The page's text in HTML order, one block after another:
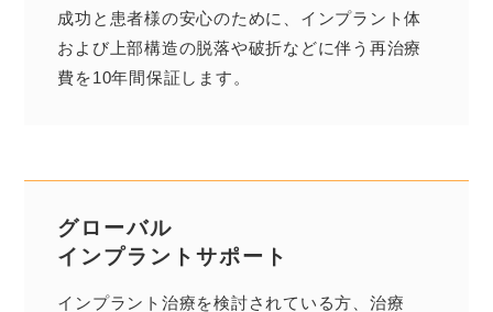
成功と患者様の安心のために、インプラント体
および上部構造の脱落や破折などに伴う再治療
費を10年間保証します。
グローバル
インプラントサポート
インプラント治療を検討されている方、治療